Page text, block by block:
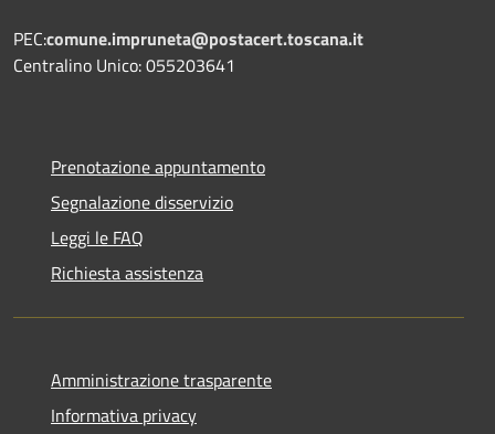
PEC:comune.impruneta@postacert.toscana.it
Centralino Unico: 055203641
Prenotazione appuntamento
Segnalazione disservizio
Leggi le FAQ
Richiesta assistenza
Amministrazione trasparente
Informativa privacy